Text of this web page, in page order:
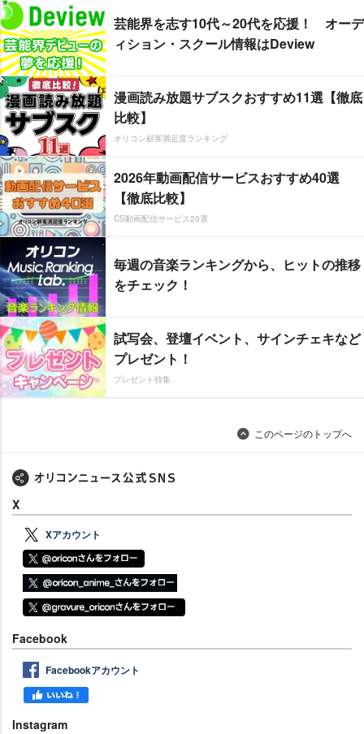
芸能界を志す10代～20代を応援！ オーデ
ィション・スクール情報はDeview
漫画読み放題サブスクおすすめ11選【徹底
比較】
オリコン顧客満足度ランキング
2026年動画配信サービスおすすめ40選
【徹底比較】
CS動画配信サービス20選
毎週の音楽ランキングから、ヒットの推移
をチェック！
試写会、登壇イベント、サインチェキなど
プレゼント！
プレゼント特集
このページのトップへ
X
Xアカウント
Facebook
Facebookアカウント
Instagram